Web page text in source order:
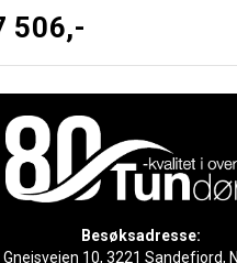
506,-
Besøksadresse:
Gneisveien 10, 3221 Sandefjord,